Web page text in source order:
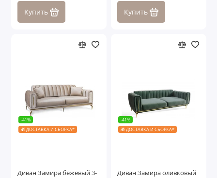
Купить Купить
-41%
🎁 ДОСТАВКА И СБОРКА*
Диван Замира бежевый 3-
-41%
🎁 ДОСТАВКА И СБОРКА*
Диван Замира оливковый